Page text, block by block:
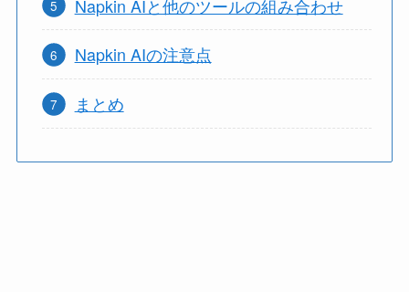
Napkin AIと他のツールの組み合わせ
Napkin AIの注意点
まとめ